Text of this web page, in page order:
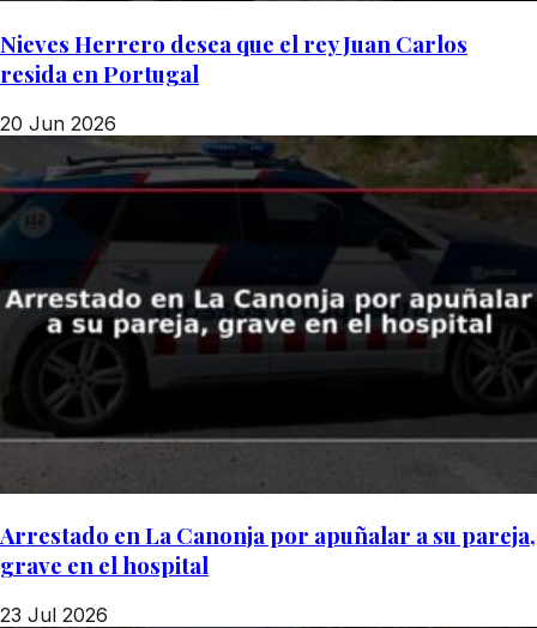
Nieves Herrero desea que el rey Juan Carlos
resida en Portugal
20 Jun 2026
Arrestado en La Canonja por apuñalar a su pareja,
grave en el hospital
23 Jul 2026